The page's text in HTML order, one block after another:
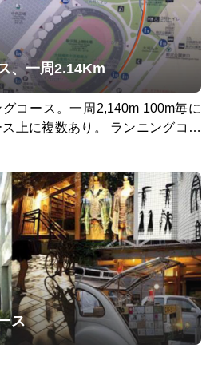
、一周2.14Km
コース。一周2,140m 100m毎に
上に複数あり。 ランニングコー
中はランナーでごった返している
走るなら、五周
周。
ス